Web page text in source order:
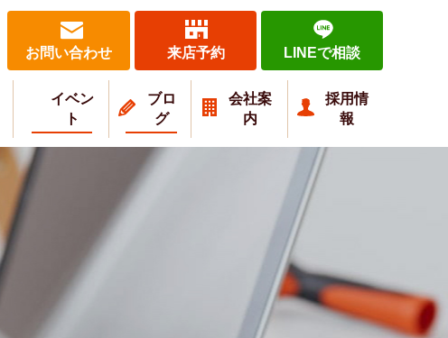
お問い合わせ 来店予約 LINEで相談
イベン
ト
ブロ
グ
会社案
内
採用情
報